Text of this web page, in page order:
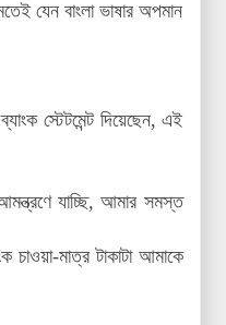
যেন বাংলা ভাষার অপমান
স্টেটমেন্ট দিয়েছেন, এই
যাচ্ছি, আমার সমস্ত
চাওয়া-মাত্র টাকাটা আমাকে